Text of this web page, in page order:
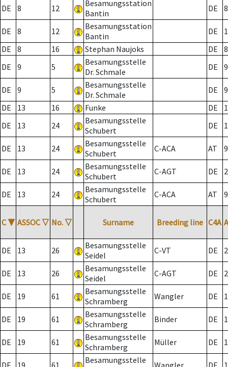
DE 8 12
Besamungsstation
Bantin
DE 8
DE 8 12
Besamungsstation
Bantin
DE
DE
8 16 Stephan Naujoks DE
8
DE
9 5
Besamungsstelle
Dr. Schmale
DE 9
DE 9 5
Besamungsstelle
Dr. Schmale
DE
9
DE
13 16 Funke DE
DE
13 24
Besamungsstelle
Schubert
DE
DE 13 24
Besamungsstelle
Schubert
C-ACA AT
DE 13 24
Besamungsstelle
Schubert
C-AGT DE 2
DE 13 24
Besamungsstelle
Schubert
C-ACA AT
C ▼ ASSOC ▽ No. ▽ Surname Breeding line C4A
DE 13 26
Besamungsstelle
Seidel
C-VT DE 2
DE 13 26
Besamungsstelle
Seidel
C-AGT DE 2
DE 19 61
Besamungsstelle
Schramberg
Wangler DE
DE 19 61
Besamungsstelle
Schramberg
Binder DE 1
DE 19 61
Besamungsstelle
Schramberg
Müller DE
Besamungsstelle